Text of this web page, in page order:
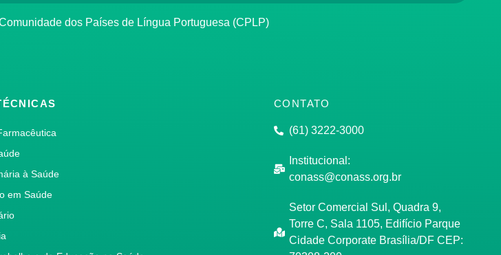
dos Países de Língua Portuguesa (CPLP)
à Saúde
em Saúde
CONTATO
(61) 3222-3000
Institucional:
conass@conass.org.br
Setor Comercial Sul, Quadra 9,
Torre C, Sala 1105, Edifício Parque
Cidade Corporate Brasília/DF CEP: